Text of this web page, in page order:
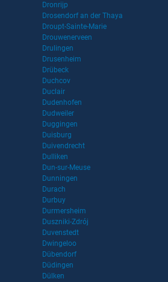
Dronrijp
Drosendorf an der Thaya
Droupt-Sainte-Marie
Drouwenerveen
Drulingen
Drusenheim
Drübeck
Duchcov
Duclair
Dudenhofen
Dudweiler
Duggingen
Duisburg
Duivendrecht
Dulliken
Dun-sur-Meuse
Dunningen
Durach
Durbuy
Durmersheim
Duszniki-Zdrój
Duvenstedt
Dwingeloo
Dübendorf
Düdingen
Dülken